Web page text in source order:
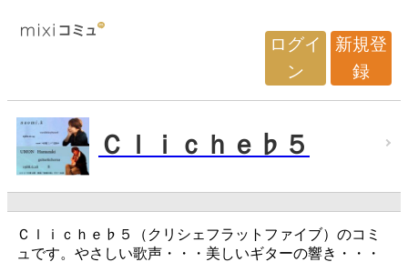
ログイ
ン
新規登
録
Ｃｌｉｃｈｅ♭５
Ｃｌｉｃｈｅ♭５（クリシェフラットファイブ）のコミ
ュです。やさしい歌声・・・美しいギターの響き・・・